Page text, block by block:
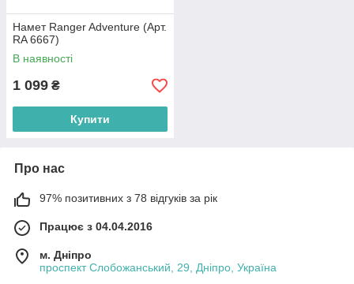
Намет Ranger Adventure (Арт.
RA 6667)
В наявності
1 099 ₴
Купити
Про нас
97% позитивних з 78 відгуків за рік
Працює з 04.04.2016
м. Дніпро
проспект Слобожанський, 29, Дніпро, Україна